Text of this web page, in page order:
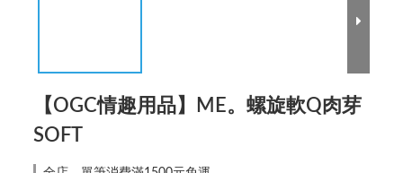
【OGC情趣用品】ME。螺旋軟Q肉芽
SOFT